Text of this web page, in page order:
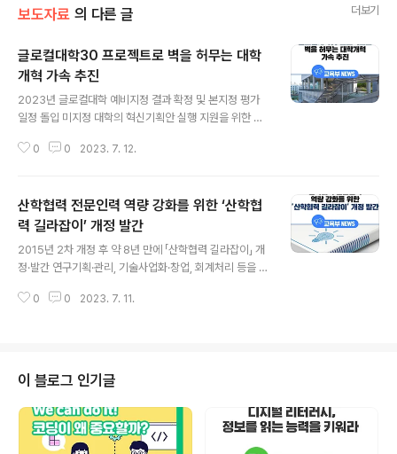
보도자료 의 다른 글 더보기
글로컬대학30 프로젝트로 벽을 허무는 대학
개혁 가속 추진
2023년 글로컬대학 예비지정 결과 확정 및 본지정 평가
일정 돌입 미지정 대학의 혁신기획안 실행 지원을 위한 방
컬대학 예비지정 확정 및 본지정 평가 일정 교육부(부총리
발표한다. 지난 예비지정 결과 발표(6.20.) 이후 진행된 이
의신청 기간(~6.30.) 동안 1개교가 이의신청을 하였다. 이
에, 한국연구재단은 외부 전문가 등으로 구성된 이의신청
심의위원회(총괄 심의위원회)를 개최하였으며, 그 결과 이
의신청 1건에 대해 기각 결정을 내렸다. 예비지정 대학들은
10월 6일(금)까지 대학 구성원, 지자체, 지역 산업계 등과
0 0 2023. 7. 12.
산학협력 전문인력 역량 강화를 위한 ‘산학협
력 길라잡이’ 개정 발간
2015년 2차 개정 후 약 8년 만에 「산학협력 길라잡이」 개
정·발간 연구기획·관리, 기술사업화·창업, 회계처리 등을 담
교육부(부총리 겸 교육부장관 이주호)와 한국연구재단(이
한다. 「산학협력 길라잡이」는 대학 산학협력단에서 업무를
담당하는 교직원에게 연구관리, 지식재산권 관리, 회계·세
무 등 전문 분야 관련 규정 및 지침의 이해와 적용을 돕기
위한 현장 업무안내서(매뉴얼)로, 총 두 권으로 구성되었
다. 제1권 ‘산학협력단 운영 안내서’는 산학연협력 조직·운
0 0 2023. 7. 11.
이 블로그 인기글